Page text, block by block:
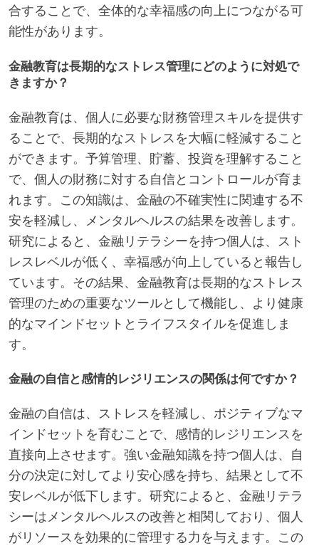
合することで、全体的な幸福感の向上につながる可
能性があります。
金融教育は長期的なストレス管理にどのように対処で
きますか？
金融教育は、個人に必要な財務管理スキルを提供す
ることで、長期的なストレスを大幅に軽減すること
ができます。予算管理、貯蓄、投資を理解すること
で、個人の財務に対する自信とコントロールが育ま
れます。この知識は、金融の不確実性に関連する不
安を軽減し、メンタルヘルスの結果を改善します。
研究によると、金融リテラシーを持つ個人は、スト
レスレベルが低く、幸福感が向上していると報告し
ています。その結果、金融教育は長期的なストレス
管理のための重要なツールとして機能し、より健康
的なマインドセットとライフスタイルを促進しま
す。
金融の自信と感情的レジリエンスの関係は何ですか？
金融の自信は、ストレスを軽減し、ポジティブなマ
インドセットを育むことで、感情的レジリエンスを
直接向上させます。強い金融知識を持つ個人は、自
分の決定に対してより安心感を持ち、結果として不
安レベルが低下します。研究によると、金融リテラ
シーはメンタルヘルスの改善と相関しており、個人
がリソースを効果的に管理する力を与えます。この